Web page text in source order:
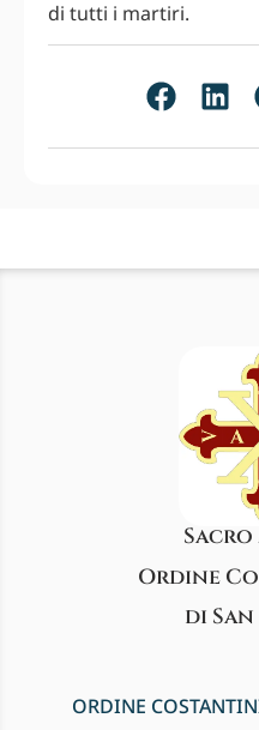
di tutti i martiri.
Ordine
di
ORDINE